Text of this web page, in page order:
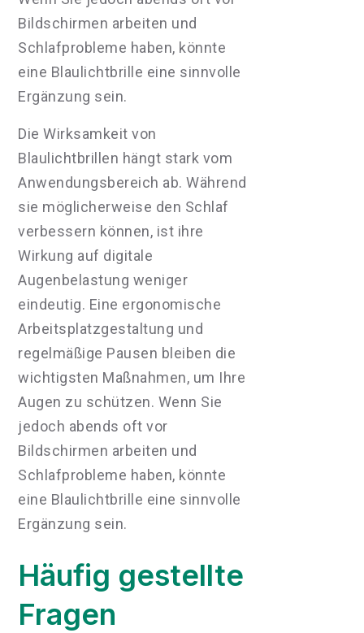
Bildschirmen arbeiten und
Schlafprobleme haben, könnte
eine Blaulichtbrille eine sinnvolle
Ergänzung sein.
Die Wirksamkeit von
Blaulichtbrillen hängt stark vom
Anwendungsbereich ab. Während
sie möglicherweise den Schlaf
verbessern können, ist ihre
Wirkung auf digitale
Augenbelastung weniger
eindeutig. Eine ergonomische
Arbeitsplatzgestaltung und
regelmäßige Pausen bleiben die
wichtigsten Maßnahmen, um Ihre
Augen zu schützen. Wenn Sie
jedoch abends oft vor
Bildschirmen arbeiten und
Schlafprobleme haben, könnte
eine Blaulichtbrille eine sinnvolle
Ergänzung sein.
Häufig gestellte
Fragen